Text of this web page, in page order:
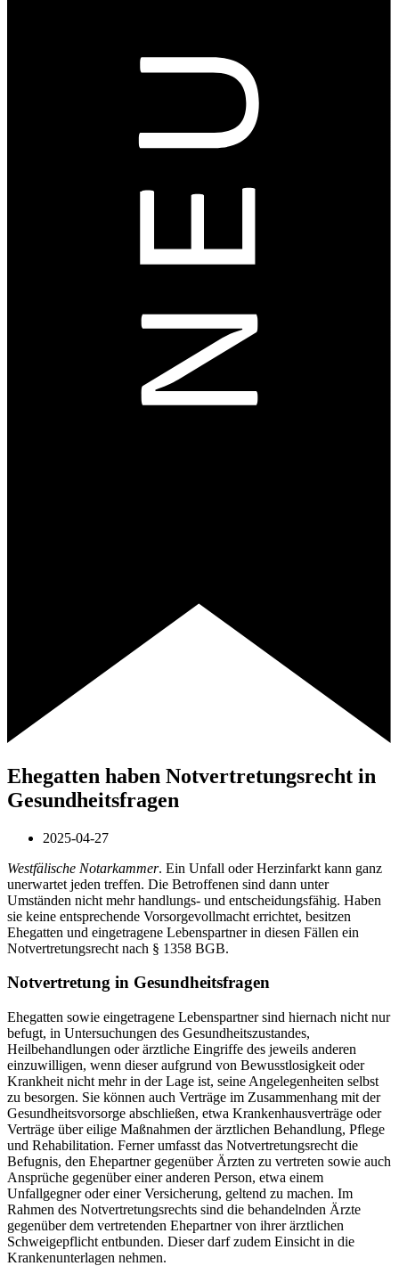
Ehegatten haben Notvertretungsrecht in
Gesundheitsfragen
2025-04-27
Westfälische Notarkammer. Ein Unfall oder Herzinfarkt kann ganz
unerwartet jeden treffen. Die Betroffenen sind dann unter
Umständen nicht mehr handlungs- und entscheidungsfähig. Haben
sie keine entsprechende Vorsorgevollmacht errichtet, besitzen
Ehegatten und eingetragene Lebenspartner in diesen Fällen ein
Notvertretungsrecht nach § 1358 BGB.
Notvertretung in Gesundheitsfragen
Ehegatten sowie eingetragene Lebenspartner sind hiernach nicht nur
befugt, in Untersuchungen des Gesundheitszustandes,
Heilbehandlungen oder ärztliche Eingriffe des jeweils anderen
einzuwilligen, wenn dieser aufgrund von Bewusstlosigkeit oder
Krankheit nicht mehr in der Lage ist, seine Angelegenheiten selbst
zu besorgen. Sie können auch Verträge im Zusammenhang mit der
Gesundheitsvorsorge abschließen, etwa Krankenhausverträge oder
Verträge über eilige Maßnahmen der ärztlichen Behandlung, Pflege
und Rehabilitation. Ferner umfasst das Notvertretungsrecht die
Befugnis, den Ehepartner gegenüber Ärzten zu vertreten sowie auch
Ansprüche gegenüber einer anderen Person, etwa einem
Unfallgegner oder einer Versicherung, geltend zu machen. Im
Rahmen des Notvertretungsrechts sind die behandelnden Ärzte
gegenüber dem vertretenden Ehepartner von ihrer ärztlichen
Schweigepflicht entbunden. Dieser darf zudem Einsicht in die
Krankenunterlagen nehmen.